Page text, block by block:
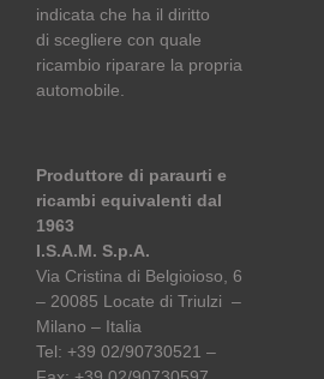
indicata che ha il diritto
di scegliere con quale
ricambio riparare la propria
automobile.
Produttore di paraurti e
ricambi equivalenti dal
1963
I.S.A.M. S.p.A.
Via Cristina di Belgioioso, 6
– 20085 Locate di Triulzi –
Milano – Italia
Tel: +39 02/90730521 –